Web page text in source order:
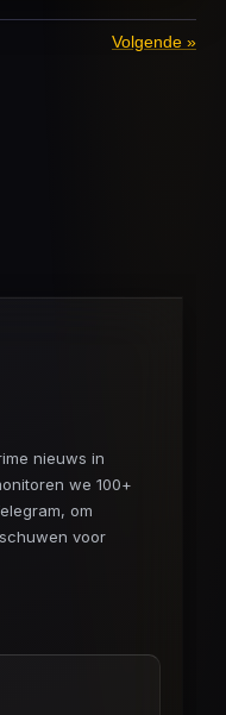
Volgende »
nieuws in
we 100+
om
voor